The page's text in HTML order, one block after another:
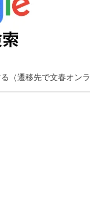
（遷移先で文春オンラ